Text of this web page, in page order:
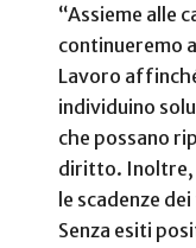
“Assieme alle
continueremo
Lavoro
individuino
che possano
diritto. Inoltre,
le scadenze
Senza esiti